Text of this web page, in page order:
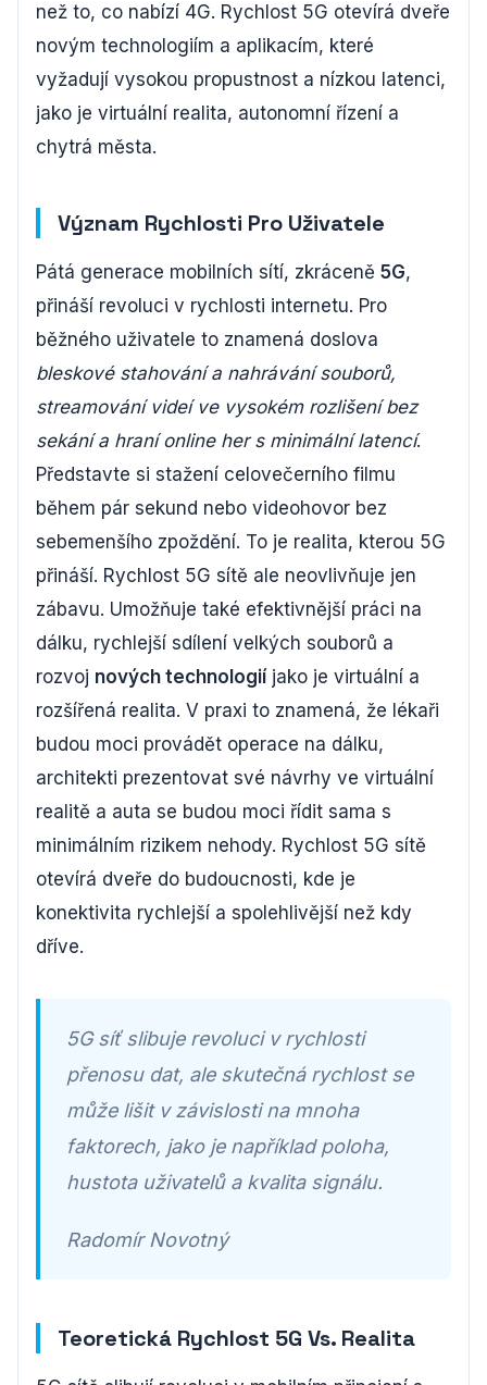
než to, co nabízí 4G. Rychlost 5G otevírá dveře
novým technologiím a aplikacím, které
vyžadují vysokou propustnost a nízkou latenci,
jako je virtuální realita, autonomní řízení a
chytrá města.
Význam Rychlosti Pro Uživatele
Pátá generace mobilních sítí, zkráceně 5G,
přináší revoluci v rychlosti internetu. Pro
běžného uživatele to znamená doslova
bleskové stahování a nahrávání souborů,
streamování videí ve vysokém rozlišení bez
sekání a hraní online her s minimální latencí.
Představte si stažení celovečerního filmu
během pár sekund nebo videohovor bez
sebemenšího zpoždění. To je realita, kterou 5G
přináší. Rychlost 5G sítě ale neovlivňuje jen
zábavu. Umožňuje také efektivnější práci na
dálku, rychlejší sdílení velkých souborů a
rozvoj nových technologií jako je virtuální a
rozšířená realita. V praxi to znamená, že lékaři
budou moci provádět operace na dálku,
architekti prezentovat své návrhy ve virtuální
realitě a auta se budou moci řídit sama s
minimálním rizikem nehody. Rychlost 5G sítě
otevírá dveře do budoucnosti, kde je
konektivita rychlejší a spolehlivější než kdy
dříve.
5G síť slibuje revoluci v rychlosti
přenosu dat, ale skutečná rychlost se
může lišit v závislosti na mnoha
faktorech, jako je například poloha,
hustota uživatelů a kvalita signálu.
Radomír Novotný
Teoretická Rychlost 5G Vs. Realita